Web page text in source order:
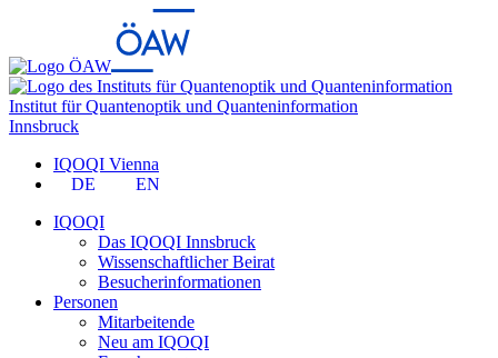
Institut für Quantenoptik und Quanteninformation
Innsbruck
IQOQI Vienna
DE
EN
IQOQI
Das IQOQI Innsbruck
Wissenschaftlicher Beirat
Besucherinformationen
Personen
Mitarbeitende
Neu am IQOQI